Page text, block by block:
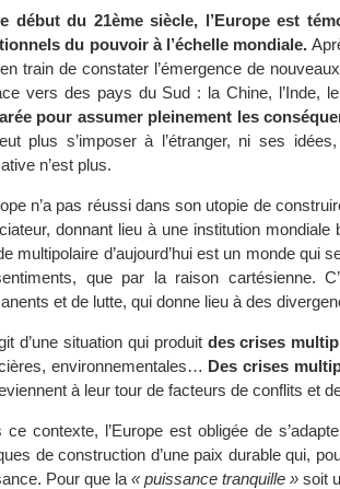
début du 21ème siècle, l’Europe est
du pouvoir à l’échelle mondiale.
train de constater l’émergence de
vers des pays du Sud : la Chine, l’Inde,
pour assumer pleinement les
plus s’imposer à l’étranger, ni ses
n’est plus.
n’a pas réussi dans son utopie de
donnant lieu à une institution
multipolaire d’aujourd’hui est un monde qui
que par la raison cartésienne.
et de lutte, qui donne lieu à des
d’une situation qui produit des crises
environnementales… Des crises
à leur tour de facteurs de conflits et
ce contexte, l’Europe est obligée de
de construction d’une paix durable qui,
Pour que la « puissance tranquille » soit